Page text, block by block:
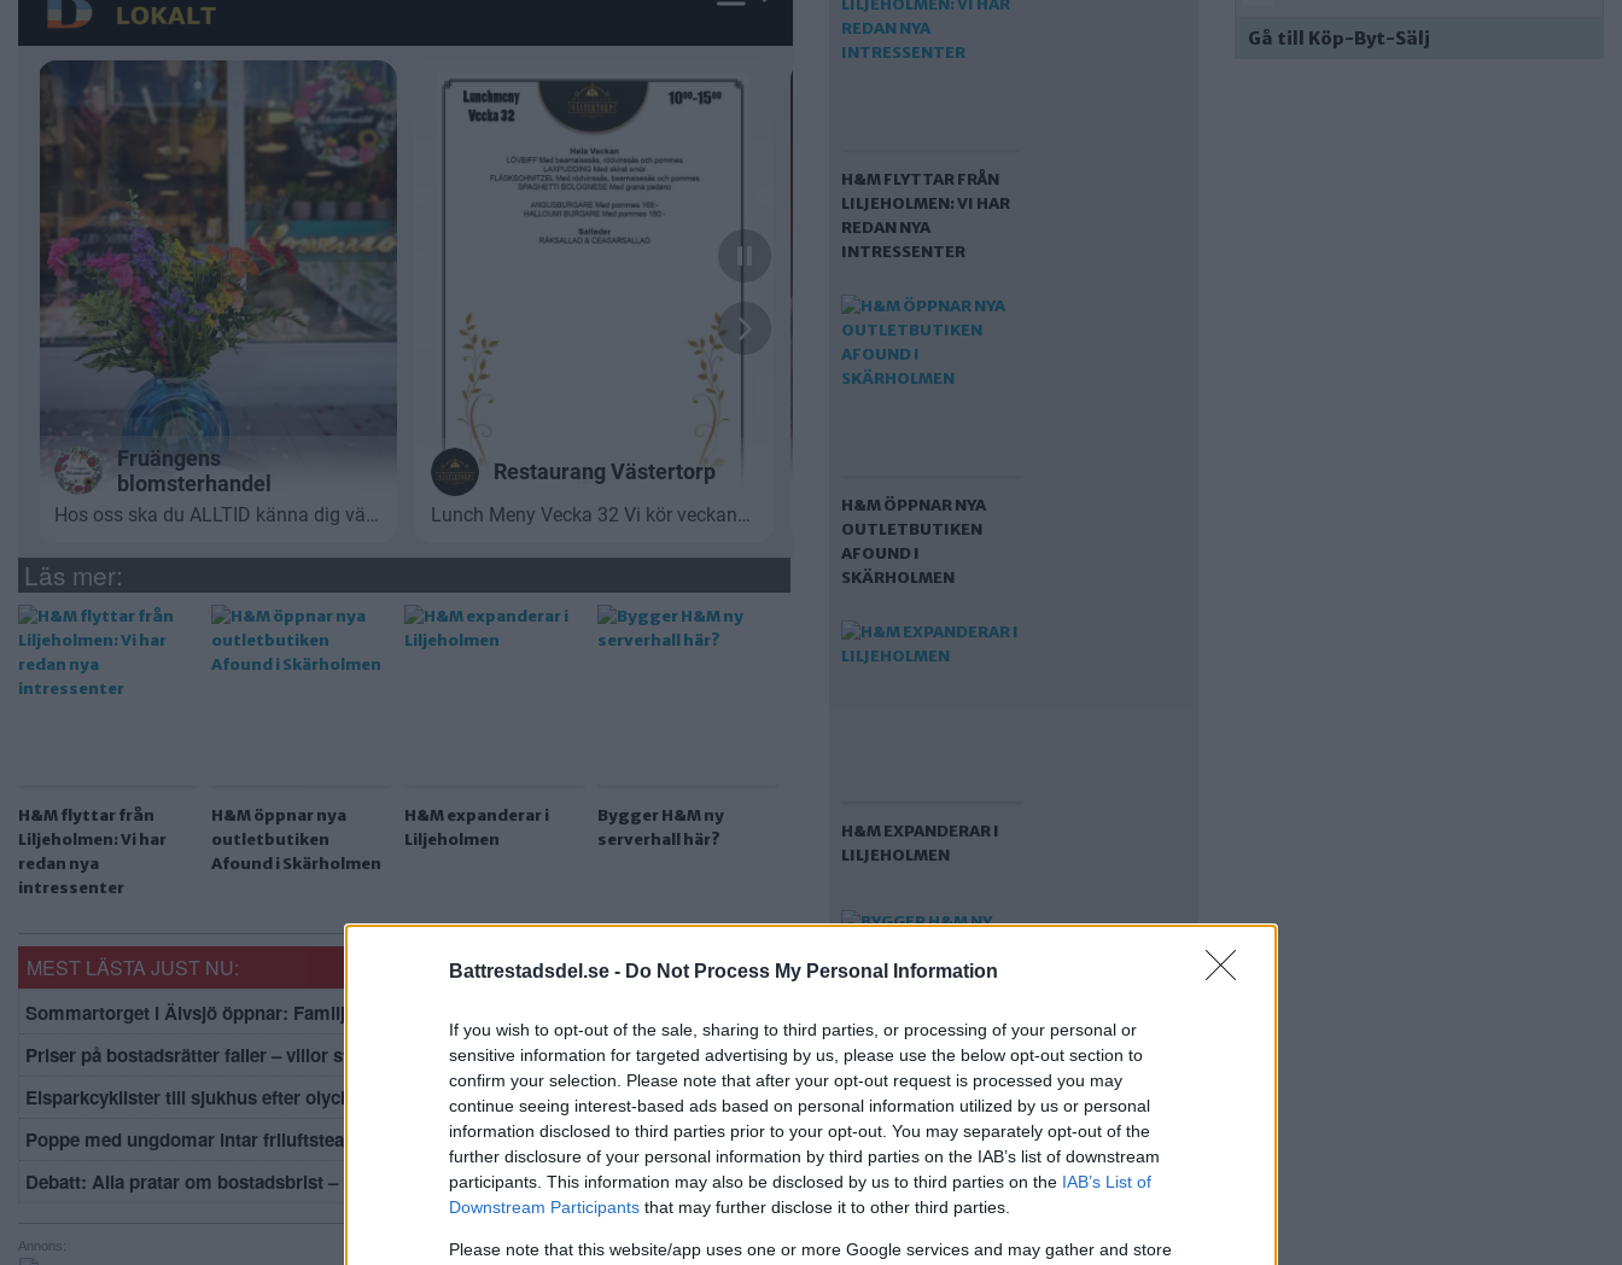
Battrestadsdel.se - Do Not Process My Personal Information
If you wish to opt-out of the sale, sharing to third parties, or processing of your personal or
sensitive information for targeted advertising by us, please use the below opt-out section to
confirm your selection. Please note that after your opt-out request is processed you may
continue seeing interest-based ads based on personal information utilized by us or personal
information disclosed to third parties prior to your opt-out. You may separately opt-out of the
further disclosure of your personal information by third parties on the IAB’s list of downstream
participants. This information may also be disclosed by us to third parties on the IAB’s List of
Downstream Participants that may further disclose it to other third parties.
Please note that this website/app uses one or more Google services and may gather and store
Läs mer:
H&M flyttar från
Liljeholmen: Vi har
redan nya
intressenter
H&M öppnar nya
outletbutiken
Afound i Skärholmen
H&M expanderar i
Liljeholmen
Bygger H&M ny
serverhall här?
MEST LÄSTA JUST NU:
Sommartorget i Älvsjö öppnar: Familjärt
Priser på bostadsrätter faller – villor stiger
Elsparkcyklister till sjukhus efter olycka
Poppe med ungdomar intar friluftsteatern: Människan kan göra något
Debatt: Alla pratar om bostadsbrist – men lägenheterna står ju tomma
Annons:
H&M FLYTTAR FRÅN
LILJEHOLMEN: VI HAR
REDAN NYA
INTRESSENTER
H&M ÖPPNAR NYA
OUTLETBUTIKEN
AFOUND I
SKÄRHOLMEN
H&M EXPANDERAR I
LILJEHOLMEN
BYGGER H&M NY
SERVERHALL HÄR?
DAGENS FRÅGA
Gå till Köp-Byt-Sälj